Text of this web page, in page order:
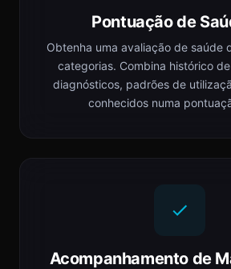
Pontuação de
Obtenha uma avaliação de saúde
categorias. Combina histórico
diagnósticos, padrões de
conhecidos numa
Acompanhamento de